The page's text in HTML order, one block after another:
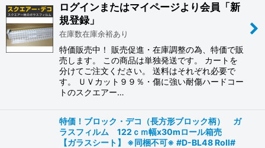
ログインまたはマイページより会員「新
規登録」
在庫数在庫余裕あり
特価販売中！ 販売促進・在庫調整の為、特価で販
売します。 この商品は単独発送です。 カートを
分けてご注文ください。 送料はそれぞれ必要で
す。 ＵＶカット９９％・傷に強い耐傷ハードコー
トのスクエアー…
特価！ブロック・デコ（長方形ブロック柄） ガ
ラスフィルム 122ｃｍ幅x30mロール箱売
【ガラスシート】 ※同梱不可※ #D-BL48 Roll#